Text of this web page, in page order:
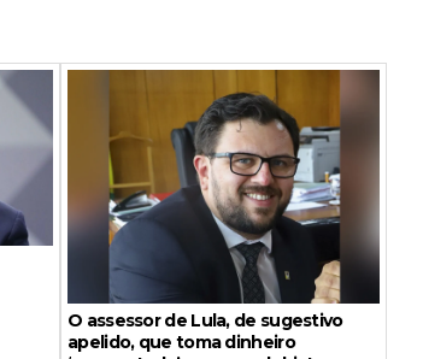
O assessor de Lula, de sugestivo
apelido, que toma dinheiro